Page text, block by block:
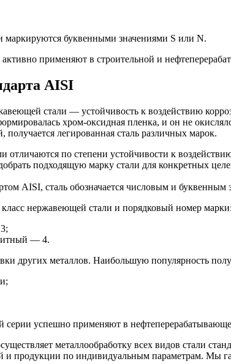
маркируются буквенными значениями S или N.
применяют в строительной и
AISI
стали — устойчивость к воздействию
хром-оксидная пленка, и он не
легированная сталь различных марок.
по степени устойчивости к
подходящую марку стали для конкретных
AISI, сталь обозначается числовым и буквенным
нержавеющей стали и порядковый номер марки:
— 4.
других металлов. Наибольшую популярность
успешно применяют в
металлообработку всех видов стали
и продукции по индивидуальным параметрам. Мы